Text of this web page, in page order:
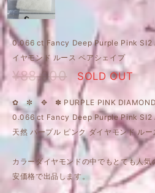
0.066 ct Fancy Deep Purple Pink SI2
イヤモンド ルース ペアシェイプ
¥88,000 SOLD OUT
✿ ✼ ✥ ✽ PURPLE PINK
0.066 ct Fancy Deep Purple Pink SI2
天然 パープル ピンク ダイヤモンド ル
カラーダイヤモンドの中でもとても人
安価格で出品します。